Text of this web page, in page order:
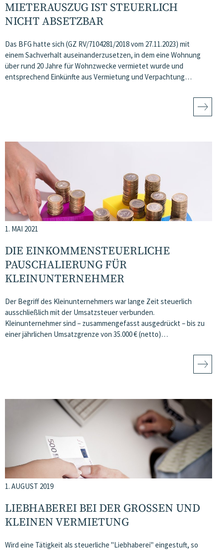
MIETERAUSZUG IST STEUERLICH
NICHT ABSETZBAR
Das BFG hatte sich (GZ RV/7104281/2018 vom 27.11.2023) mit
einem Sachverhalt auseinanderzusetzen, in dem eine Wohnung
über rund 20 Jahre für Wohnzwecke vermietet wurde und
entsprechend Einkünfte aus Vermietung und Verpachtung…
1. MAI 2021
DIE EINKOMMENSTEUERLICHE
PAUSCHALIERUNG FÜR
KLEINUNTERNEHMER
Der Begriff des Kleinunternehmers war lange Zeit steuerlich
ausschließlich mit der Umsatzsteuer verbunden.
Kleinunternehmer sind – zusammengefasst ausgedrückt – bis zu
einer jährlichen Umsatzgrenze von 35.000 € (netto)…
1. AUGUST 2019
LIEBHABEREI BEI DER GROSSEN UND K
LEINEN VERMIETUNG
Wird eine Tätigkeit als steuerliche "Liebhaberei" eingestuft, so